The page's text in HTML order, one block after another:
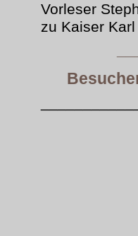
Vorleser
zu Kaiser Karl